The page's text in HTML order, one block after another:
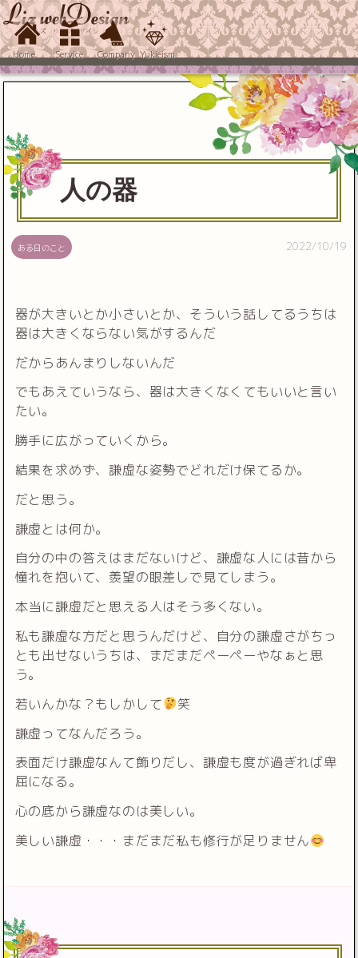
Home Service Company Yukieism
人の器
ある日のこと 2022/10/19
器が大きいとか小さいとか、そういう話してるうちは
器は大きくならない気がするんだ
だからあんまりしないんだ
でもあえていうなら、器は大きくなくてもいいと言い
たい。
勝手に広がっていくから。
結果を求めず、謙虚な姿勢でどれだけ保てるか。
だと思う。
謙虚とは何か。
自分の中の答えはまだないけど、謙虚な人には昔から
憧れを抱いて、羨望の眼差しで見てしまう。
本当に謙虚だと思える人はそう多くない。
私も謙虚な方だと思うんだけど、自分の謙虚さがちっ
とも出せないうちは、まだまだペーペーやなぁと思
う。
若いんかな？もしかして
笑
謙虚ってなんだろう。
表面だけ謙虚なんて飾りだし、謙虚も度が過ぎれば卑
屈になる。
心の底から謙虚なのは美しい。
美しい謙虚・・・まだまだ私も修行が足りません